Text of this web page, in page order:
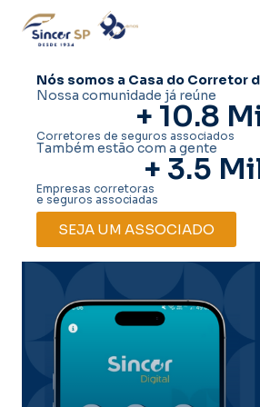
Nós somos a Casa do Corretor
Nossa comunidade já reúne
+ 10.8
Corretores de seguros associados
Também estão com a gente
+ 3.5
Empresas corretoras
e seguros associadas
SEJA UM ASSOCIADO